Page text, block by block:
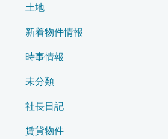
土地
新着物件情報
時事情報
未分類
社長日記
賃貸物件